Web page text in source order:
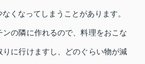
くなってしまうことがあります。
ンの隣に作れるので、料理をおこな
りに行けますし、どのぐらい物が減